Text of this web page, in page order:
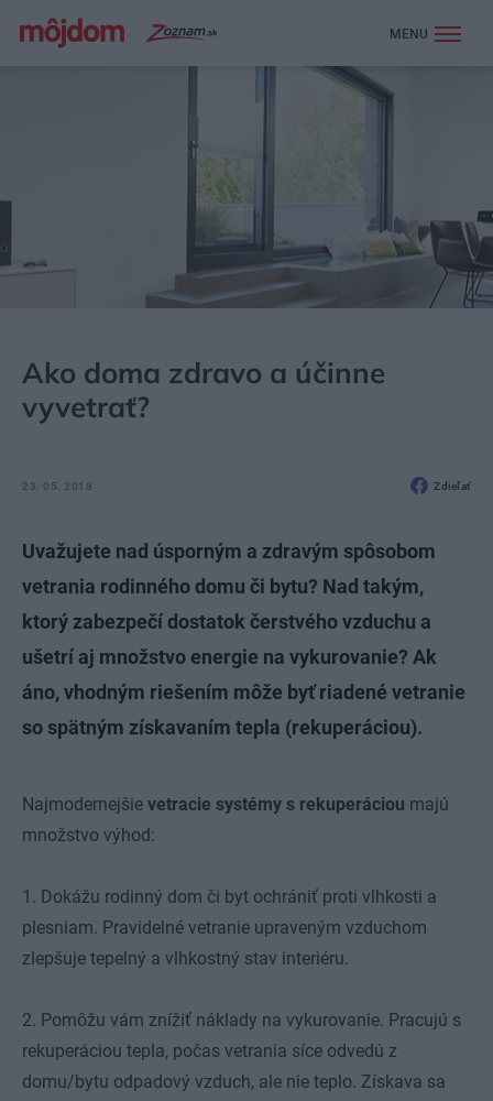
MENU
Ako doma zdravo a účinne
vyvetrať?
23. 05. 2018 Zdieľať
Uvažujete nad úsporným a zdravým spôsobom
vetrania rodinného domu či bytu? Nad takým,
ktorý zabezpečí dostatok čerstvého vzduchu a
ušetrí aj množstvo energie na vykurovanie? Ak
áno, vhodným riešením môže byť riadené vetranie
so spätným získavaním tepla (rekuperáciou).
Najmodernejšie vetracie systémy s rekuperáciou majú
množstvo výhod:
1. Dokážu rodinný dom či byt ochrániť proti vlhkosti a
plesniam. Pravidelné vetranie upraveným vzduchom
zlepšuje tepelný a vlhkostný stav interiéru.
2. Pomôžu vám znížiť náklady na vykurovanie. Pracujú s
rekuperáciou tepla, počas vetrania síce odvedú z
domu/bytu odpadový vzduch, ale nie teplo. Získava sa